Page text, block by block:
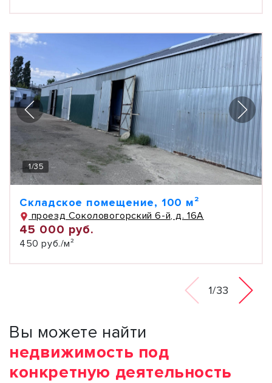
1/35
Складское помещение, 100 м²
проезд Соколовогорский 6-й, д. 16А
45 000 руб.
450 руб./м²
1/33
Вы можете найти
недвижимость под
конкретную деятельность